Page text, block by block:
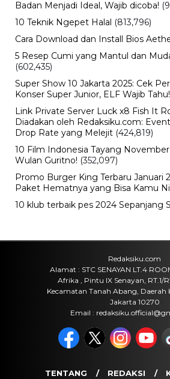
Viral
Penangkal Petir TVRI Diringkus,
Kerugian Rp80 Juta
Sabtu, 8 Agu 2026 - 22:27 WIB
Keuangan
Emas Antam Melonjak Lagi! Harga 1
Gram Nyaris Rp2,7 Juta, Buyback
Naik Rp50 Ribu
Sabtu, 8 Agu 2026 - 22:09 WIB
Teknologi
Redmi 17 Resmi Meluncur, Baterai
7.500 mAh dan Bisa Jadi Power
Bank, Harganya Mulai Rp2 Jutaan
Sabtu, 8 Agu 2026 - 21:59 WIB
Politik
Jembatan, Presiden Turun Tangan
Jawa Tengah Mulai Bidik Peluang
Bisnis di IKN, Furnitur Jepara hingga
Bank Jateng Bisa Masuk
Sabtu, 8 Agu 2026 - 21:47 WIB
POPULER